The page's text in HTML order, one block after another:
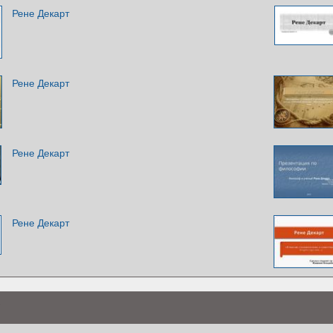
Рене Декарт
Рене Декарт
Рене Декарт
Рене Декарт